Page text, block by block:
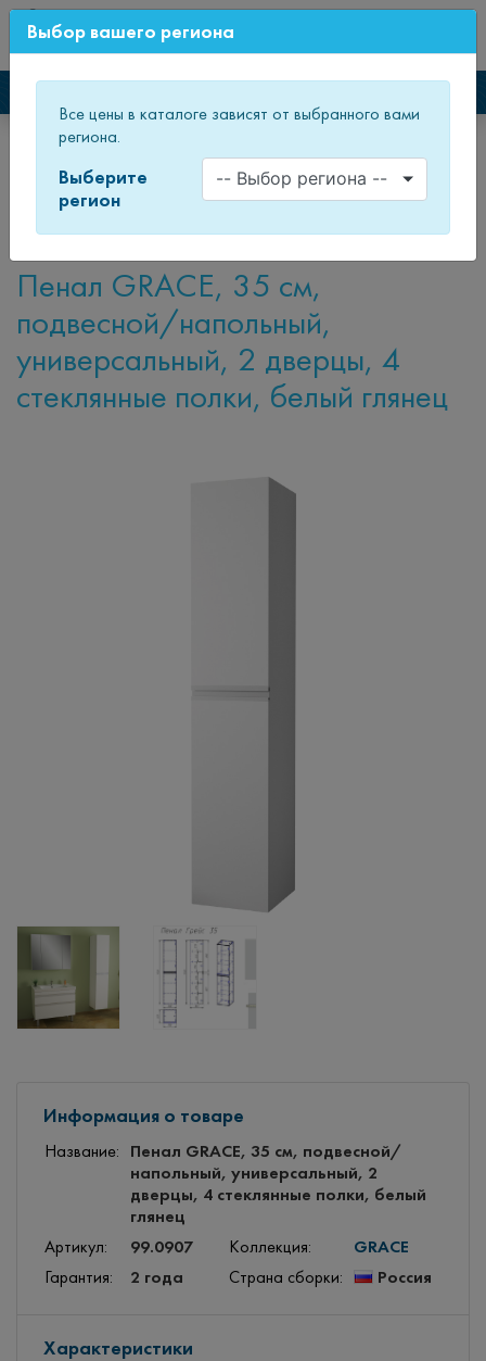
Главная Каталог товаров
Пеналы Пенал GRACE
Выбор вашего региона
Все цены в каталоге зависят от выбранного вами
региона.
Выберите
регион
Пенал GRACE
Пенал GRACE, 35 см,
подвесной/напольный,
универсальный, 2 дверцы, 4
стеклянные полки, белый глянец
Информация о товаре
Название:
Пенал GRACE, 35 см, подвесной/
напольный, универсальный, 2
дверцы, 4 стеклянные полки, белый
глянец
Артикул: 99.0907 Коллекция: GRACE
Гарантия: 2 года Страна сборки: Россия
Характеристики